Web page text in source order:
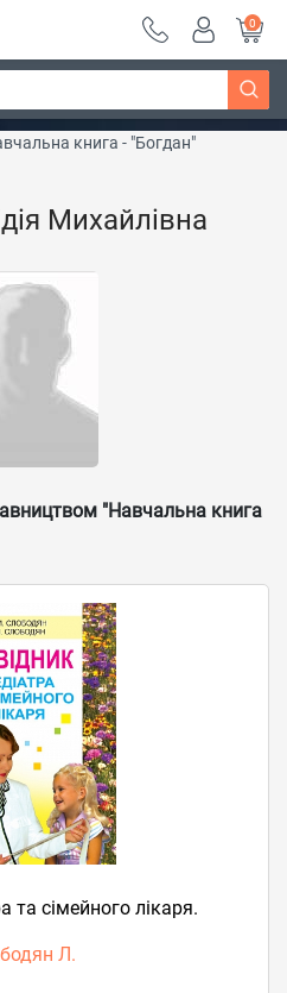
250 грн ~
Дізнатись більше
0
книга - "Богдан"
Михайлівна
"Навчальна книга
та сімейного лікаря.
Л.